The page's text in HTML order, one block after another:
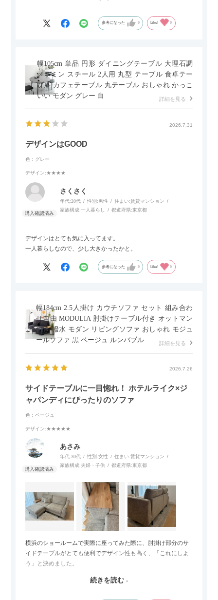
はいけないかもしれません。天板が冷たいので冬にどうなるの
かなというのも気になります。
参考になった 0 Like! 0
幅105cm 単品 円形 ダイニングテーブル 大理石調
メラミン スチール 2人用 丸型 テーブル 食卓テー
ブル カフェテーブル 丸テーブル おしゃれ かっこ
いい モダン グレー 白
詳細を見る
2026.7.31
デザインはGOOD
色：グレー
デザイン:★★★★
さくさく
年代:20代 性別:男性 住まい:賃貸マンション
家族構成:一人暮らし 都道府県:東京都
デザインはとても気に入ってます。
一人暮らしなので、少し大きかったかと。
参考になった 0 Like! 0
幅184cm 2.5人掛け カウチソファ セット 組み合わ
せ自由 MODULIA 肘掛けテーブル付き オットマン
付き 撥水 モダン リビングソファ おしゃれ モジュ
ールソファ 黒 ベージュ ルンバブル
詳細を見る
2026.7.26
サイドテーブルに一目惚れ！ ホテルライク×ジ
ャパンディにぴったりのソファ
色：ベージュ
デザイン:★★★★★
あさみ
年代:30代 性別:女性 住まい:賃貸マンション
家族構成:夫婦・子供 都道府県:東京都
横浜のショールームで実際に座ってみた際に、肘掛け部分のサ
イドテーブルがとても便利でデザイン性も高く、「これにしよ
う」と決めました。
サイズは2.5人掛けですが、幅184cmとコンパクトなので圧迫感
続きを読む